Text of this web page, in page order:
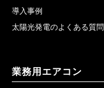
導入事例
太陽光発電のよくある質問
業務用エアコン